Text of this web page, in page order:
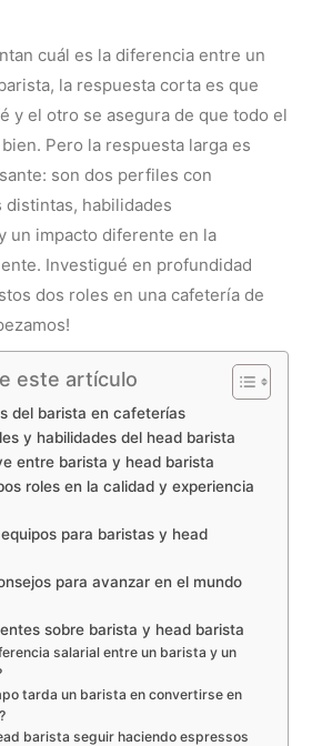
cuál es la diferencia entre un
la respuesta corta es que
y el otro se asegura de que todo el
Pero la respuesta larga es
son dos perfiles con
habilidades
un impacto diferente en la
Investigué en profundidad
dos roles en una cafetería de
este artículo
del barista en cafeterías
y habilidades del head barista
entre barista y head barista
roles en la calidad y experiencia
para baristas y head
para avanzar en el mundo
sobre barista y head barista
salarial entre un barista y un
tarda un barista en convertirse en
barista seguir haciendo espressos